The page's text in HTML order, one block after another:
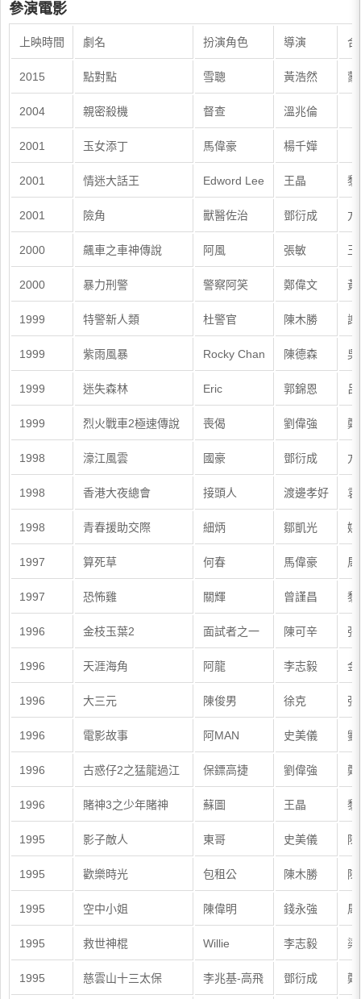
參演電影
上映時間 劇名 扮演角色 導演 合
2015 點對點 雪聰 黃浩然
2004 親密殺機 督查 溫兆倫
2001 玉女添丁 馬偉豪 楊千嬅
2001 情迷大話王 Edword Lee 王晶 黎
2001 險角 獸醫佐治 鄧衍成
2000 飆車之車神傳說 阿風 張敏
2000 暴力刑警 警察阿笑 鄭偉文 黃
1999 特警新人類 杜警官 陳木勝 謝
1999 紫雨風暴 Rocky Chan 陳德森 吳
1999 迷失森林 Eric 郭錦恩
1999 烈火戰車2極速傳說 喪偈 劉偉強 鄭
1998 濠江風雲 國豪 鄧衍成
1998 香港大夜總會 接頭人 渡邊孝好
1998 青春援助交際 細炳 鄒凱光 姚
1997 算死草 何春 馬偉豪
1997 恐怖雞 關輝 曾謹昌 黎
1996 金枝玉葉2 面試者之一 陳可辛
1996 天涯海角 阿龍 李志毅 金
1996 大三元 陳俊男 徐克
1996 電影故事 阿MAN 史美儀 劉
1996 古惑仔2之猛龍過江 保鏢高捷 劉偉強 鄭
1996 賭神3之少年賭神 蘇圖 王晶 黎
1995 影子敵人 東哥 史美儀
1995 歡樂時光 包租公 陳木勝
1995 空中小姐 陳偉明 錢永強
1995 救世神棍 Willie 李志毅 梁
1995 慈雲山十三太保 李兆基-高飛 鄧衍成 鄭